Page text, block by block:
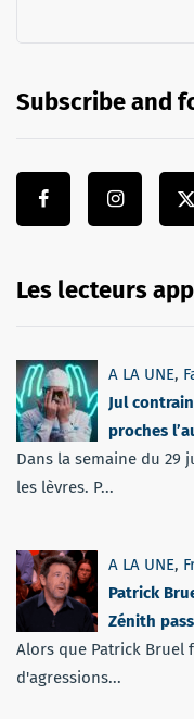
Subscribe and
Les lecteurs
A LA UNE,
Jul
proches
Dans la semaine du 29
les lèvres. P...
A LA UNE,
Patrick
Zénith
Alors que Patrick Bruel
d'agressions...